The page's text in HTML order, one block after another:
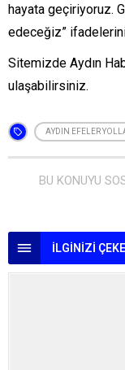
hayata geçiriyoruz.
edeceğiz” ifadelerini
Sitemizde Aydın
ulaşabilirsiniz.
AYDIN EFELER
BU KONUYU
İLGİNİZİ